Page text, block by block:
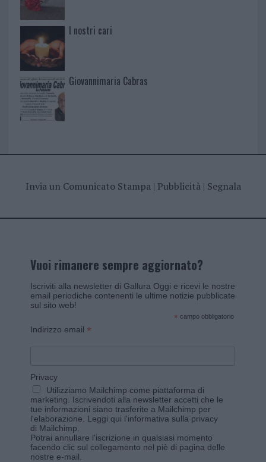
I nostri cari
Giovannimaria Cabras
Invia un Comunicato Stampa| Pubblicità| Segnala
Vuoi rimanere sempre aggiornato?
Iscriviti alla newsletter di Gallura Oggi e ricevi le nostre
email periodiche contenenti le ultime notizie pubblicate
sul sito web!
* campo obbligatorio
Indirizzo email *
Privacy
Utilizziamo Mailchimp come piattaforma di
marketing. Iscrivendoti alla newsletter accetti che le
tue informazioni siano trasferite a Mailchimp per
l'elaborazione. Leggi qui l'informativa sulla privacy
di Mailchimp
Potrai annullare l'iscrizione in qualsiasi momento
facendo clic sul collegamento nel piè di pagina delle
nostre e-mail.